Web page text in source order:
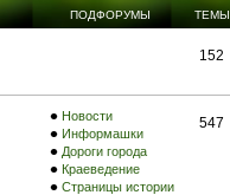
ПОДФОРУМЫ ТЕМЫ
152
Новости
Информашки
Дороги города
Краеведение
Страницы истории
547